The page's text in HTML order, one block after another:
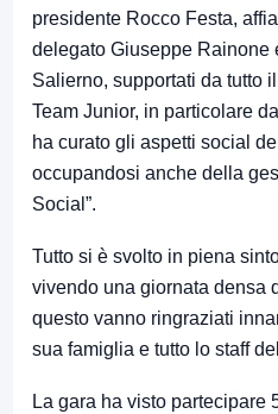
presidente Rocco Festa,
delegato Giuseppe Rainone
Salierno, supportati da tutto
Team Junior, in particolare
ha curato gli aspetti social
occupandosi anche della
Social”.
Tutto si è svolto in piena
vivendo una giornata densa
questo vanno ringraziati
sua famiglia e tutto lo staff
La gara ha visto partecipare